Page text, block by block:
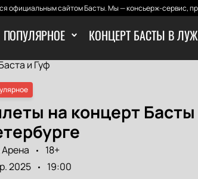
официальным сайтом Басты. Мы — консьерж-сервис,
ПОПУЛЯРНОЕ КОНЦЕРТ БАСТЫ В
и Гуф
на концерт
18+
2025
19:00